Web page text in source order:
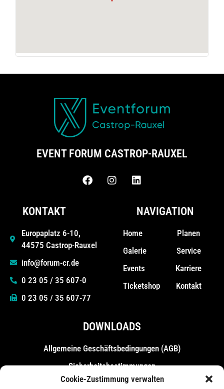
Cookie-Zustimmung verwalten
EVENT FORUM CASTROP-RAUXEL
KONTAKT
Europaplatz 6-10,
44575 Castrop-Rauxel
info@forum-cr.de
0 23 05 / 35 607-0
0 23 05 / 35 607-77
NAVIGATION
Home
Galerie
Events
Ticketshop
Planen
Service
Karriere
Kontakt
DOWNLOADS
Allgemeine Geschäfts­bedingungen (AGB)
Sicherheitsbestimmungen
Messebestimmungen